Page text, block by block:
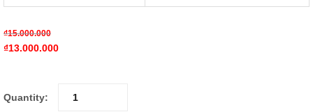
₫15.000.000
₫13.000.000
Quantity: